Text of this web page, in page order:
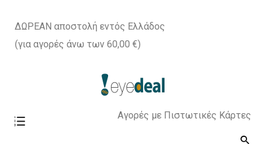
ΔΩΡΕΑΝ αποστολή εντός Ελλάδος
(για αγορές άνω των 60,00 €)
Αγορές με Πιστωτικές Κάρτες